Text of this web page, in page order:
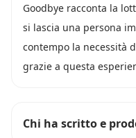
Goodbye racconta la
si lascia una persona
contempo la necessità
grazie a questa
Chi ha scritto e